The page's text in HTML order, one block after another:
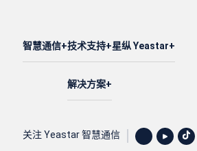
智慧通信 技术支持
解决方案
星纵 Yeastar
关注 Yeastar 智慧通信